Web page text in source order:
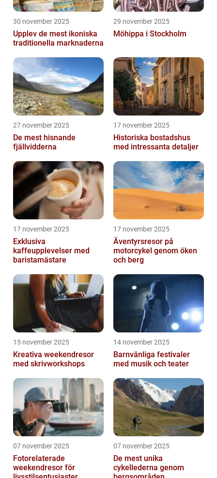
30 november 2025
Upplev de mest ikoniska
traditionella marknaderna
29 november 2025
Möhippa i Stockholm
27 november 2025
De mest hisnande
fjällvidderna
17 november 2025
Historiska bostadshus
med intressanta detaljer
17 november 2025
Exklusiva
kaffeupplevelser med
baristamästare
17 november 2025
Äventyrsresor på
motorcykel genom öken
och berg
15 november 2025
Kreativa weekendresor
med skrivworkshops
14 november 2025
Barnvänliga festivaler
med musik och teater
07 november 2025
Fotorelaterade
weekendresor för
07 november 2025
De mest unika
cykellederna genom